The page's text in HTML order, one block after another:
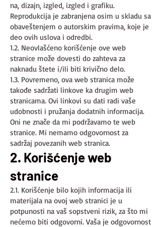
na, dizajn, izgled, izgled i grafiku.
Reprodukcija je zabranjena osim u skladu sa
obaveštenjem o autorskim pravima, koje je
deo ovih uslova i odredbi.
1.2. Neovlašćeno korišćenje ove web
stranice može dovesti do zahteva za
naknadu štete i/ili biti krivično delo.
1.3. Povremeno, ova web stranica može
takođe sadržati linkove ka drugim web
stranicama. Ovi linkovi su dati radi vaše
udobnosti i pružanja dodatnih informacija.
Oni ne znače da mi podržavamo te web
stranice. Mi nemamo odgovornost za
sadržaj povezanih web stranica.
2. Korišćenje web
stranice
2.1. Korišćenje bilo kojih informacija ili
materijala na ovoj web stranici je u
potpunosti na vaš sopstveni rizik, za što mi
nećemo biti odgovorni. Vaša je odgovornost